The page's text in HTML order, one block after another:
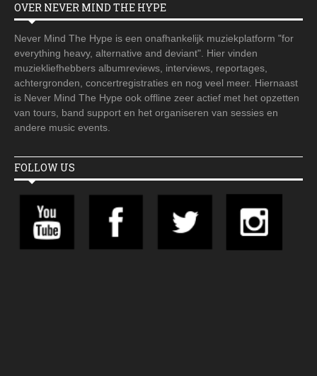
OVER NEVER MIND THE HYPE
Never Mind The Hype is een onafhankelijk muziekplatform "for
everything heavy, alternative and deviant". Hier vinden
muziekliefhebbers albumreviews, interviews, reportages,
achtergronden, concertregistraties en nog veel meer. Hiernaast
is Never Mind The Hype ook offline zeer actief met het opzetten
van tours, band support en het organiseren van sessies en
andere music events.
FOLLOW US